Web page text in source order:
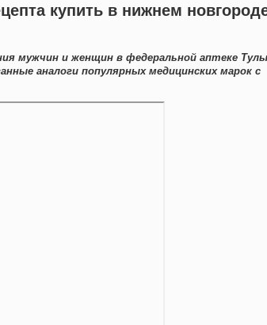
купить в нижнем
мужчин и женщин в федеральной аптеке
аналоги популярных медицинских марок с